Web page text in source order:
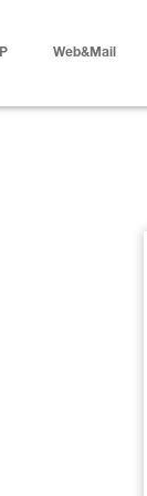
Web&Mail